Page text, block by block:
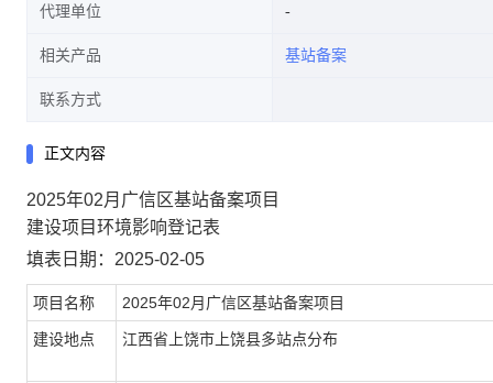
代理单位
相关产品 基站备案
联系方式
正文内容
2025年02月广信区基站备案项目
建设项目环境影响登记表
填表日期：2025-02-05
项目名称 2025年02月广信区基站备案项目
建设地点 江西省上饶市上饶县多站点分布